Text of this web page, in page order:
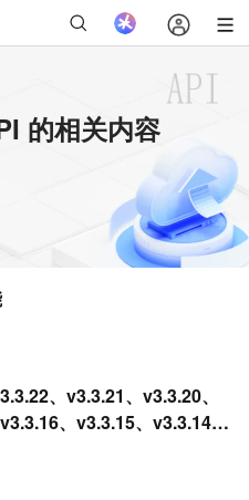
的相关内容
、v3.3.21、v3.3.20、
、v3.3.15、v3.3.14、
、v3.3.0 等近期版本的重